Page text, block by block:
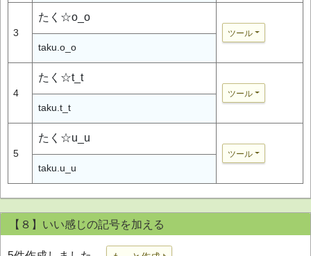
3
たく☆o_o
ツール
taku.o_o
4
たく☆t_t
ツール
taku.t_t
5
たく☆u_u
ツール
taku.u_u
【８】いい感じの記号を加える